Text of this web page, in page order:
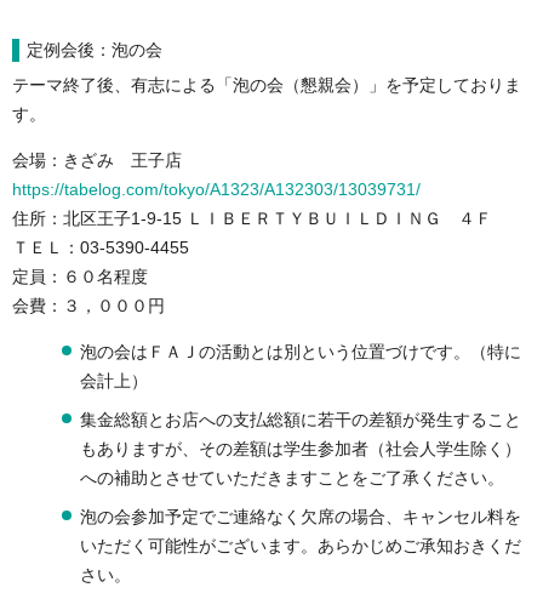
定例会後：泡の会
テーマ終了後、有志による「泡の会（懇親会）」を予定しておりま
す。
会場：きざみ 王子店
https://tabelog.com/tokyo/A1323/A132303/13039731/
住所：北区王子1-9-15 ＬＩＢＥＲＴＹＢＵＩＬＤＩＮＧ ４Ｆ
ＴＥＬ：03-5390-4455
定員：６０名程度
会費：３，０００円
泡の会はＦＡＪの活動とは別という位置づけです。（特に
会計上）
集金総額とお店への支払総額に若干の差額が発生すること
もありますが、その差額は学生参加者（社会人学生除く）
への補助とさせていただきますことをご了承ください。
泡の会参加予定でご連絡なく欠席の場合、キャンセル料を
いただく可能性がございます。あらかじめご承知おきくだ
さい。